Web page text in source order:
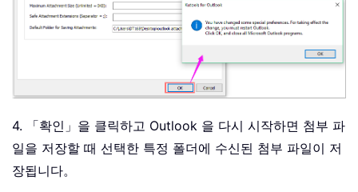
4. 「확인」을 클릭하고 Outlook 을 다시 시작하면 첨부 파
일을 저장할 때 선택한 특정 폴더에 수신된 첨부 파일이 저
장됩니다。